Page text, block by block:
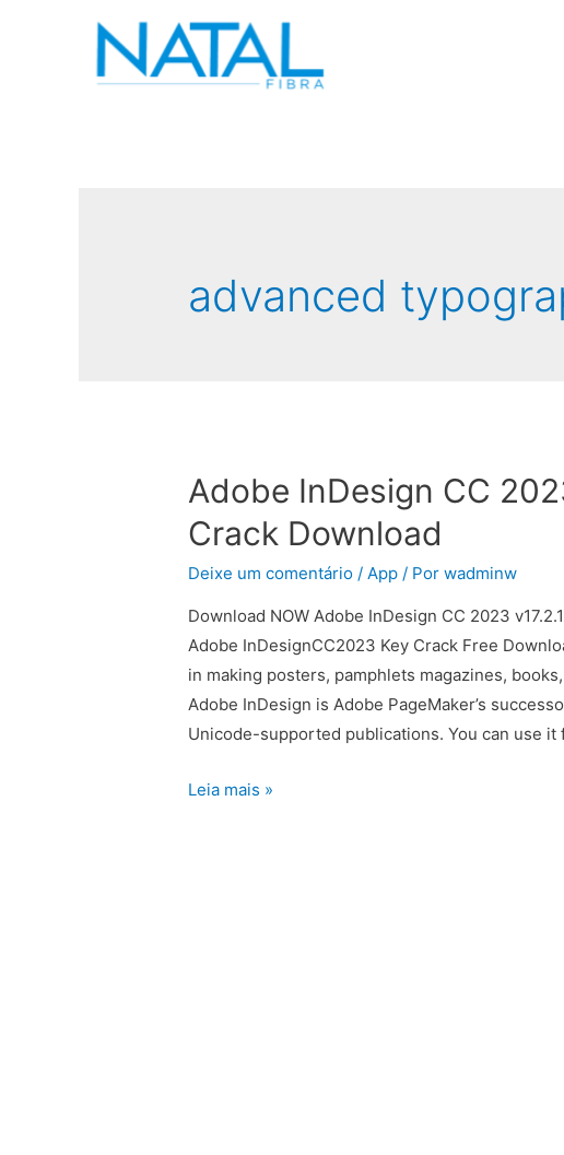
advanced
Adobe InDesign CC
Crack Download
Deixe um comentário /App / Porwadminw
Download NOW Adobe InDesign CC 2023
Adobe InDesignCC2023 Key Crack Free
in making posters, pamphlets magazines,
Adobe InDesign is Adobe PageMaker’s
Unicode-supported publications. You can use
Leia mais »